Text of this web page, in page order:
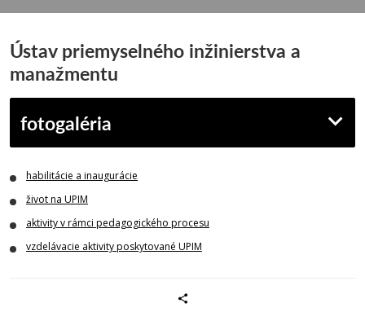
Ústav priemyselného inžinierstva a
manažmentu
fotogaléria
habilitácie a inaugurácie
život na UPIM
aktivity v rámci pedagogického procesu
vzdelávacie aktivity poskytované UPIM